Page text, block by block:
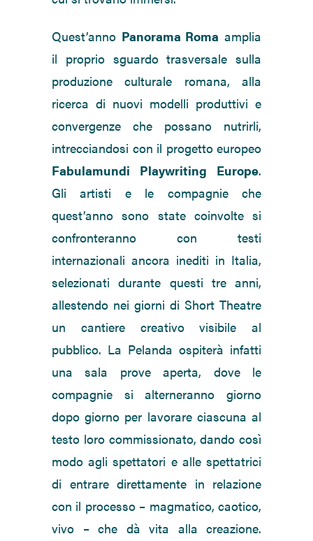
Quest’anno Panorama Roma amplia
il proprio sguardo trasversale sulla
produzione culturale romana, alla
ricerca di nuovi modelli produttivi e
convergenze che possano nutrirli,
intrecciandosi con il progetto europeo
Fabulamundi Playwriting Europe.
Gli artisti e le compagnie che
quest’anno sono state coinvolte si
confronteranno con testi
internazionali ancora inediti in Italia,
selezionati durante questi tre anni,
allestendo nei giorni di Short Theatre
un cantiere creativo visibile al
pubblico. La Pelanda ospiterà infatti
una sala prove aperta, dove le
compagnie si alterneranno giorno
dopo giorno per lavorare ciascuna al
testo loro commissionato, dando così
modo agli spettatori e alle spettatrici
di entrare direttamente in relazione
con il processo – magmatico, caotico,
vivo – che dà vita alla creazione.